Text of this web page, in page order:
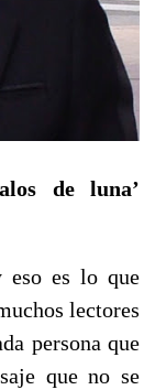
de luna’
eso es lo que
lectores
persona que
que no se